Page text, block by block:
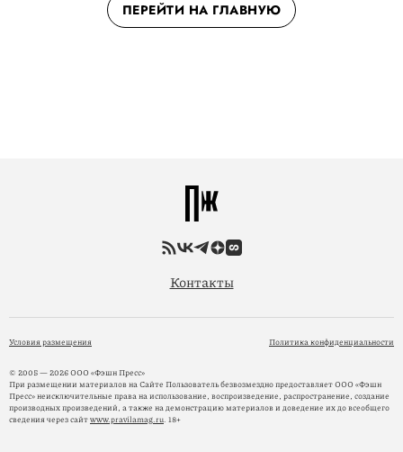
ПЕРЕЙТИ НА ГЛАВНУЮ
Контакты
Условия размещения Политика конфиденциальности
© 2005 — 2026 ООО «Фэшн Пресс»
При размещении материалов на Сайте Пользователь безвозмездно предоставляет ООО «Фэшн
Пресс» неисключительные права на использование, воспроизведение, распространение, создание
производных произведений, а также на демонстрацию материалов и доведение их до всеобщего
сведения через сайтwww.pravilamag.ru. 18+